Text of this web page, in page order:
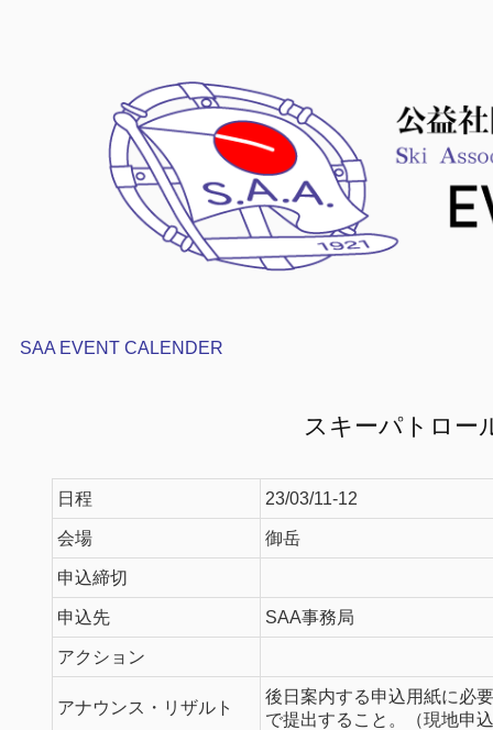
SAA EVENT CALENDER
スキーパトロー
日程 23/03/11-12
会場 御岳
申込締切
申込先 SAA事務局
アクション
アナウンス・リザルト
後日案内する申込用紙に必
で提出すること。（現地申